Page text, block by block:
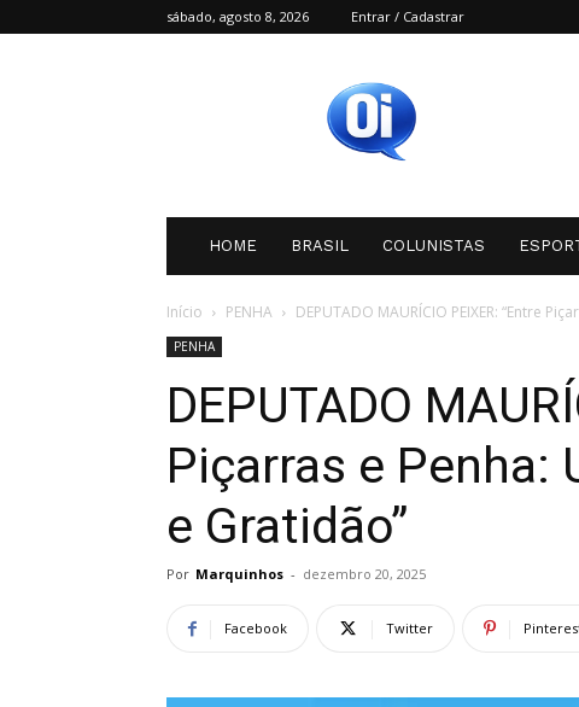
sábado, agosto 8, 2026 Entrar / Cadastrar
HOME BRASIL COLUNISTAS
Início PENHA DEPUTADO MAURÍCIO PEIXER: “Entre
PENHA
DEPUTADO
Piçarras e Penha:
e Gratidão”
Por Marquinhos - dezembro 20, 2025
Facebook Twitter